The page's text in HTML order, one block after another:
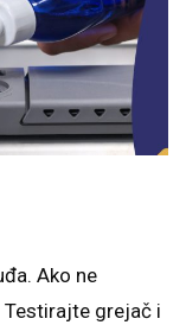
Ako ne
grejač i